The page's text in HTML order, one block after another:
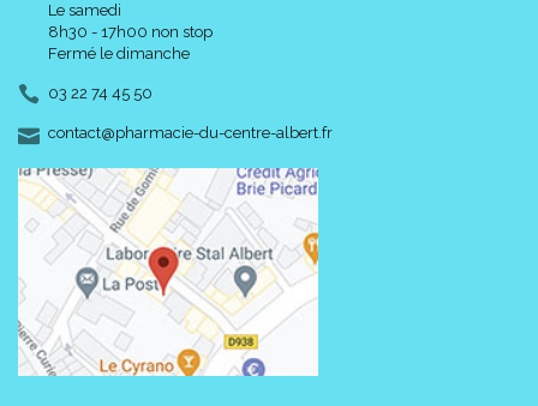
Le samedi
8h30 - 17h00 non stop
Fermé le dimanche
03 22 74 45 50
contact-
@-
pharmacie-du-centre-albert.fr